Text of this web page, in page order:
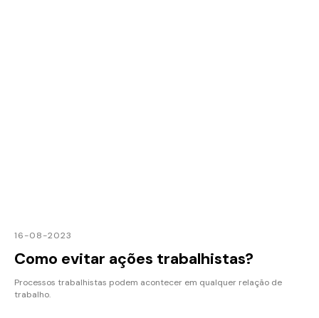
16-08-2023
Como evitar ações trabalhistas?
Processos trabalhistas podem acontecer em qualquer relação de
trabalho.